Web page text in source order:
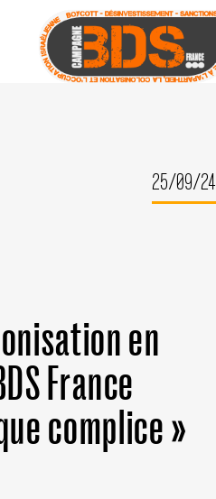
25/09/24
en
France
complice »